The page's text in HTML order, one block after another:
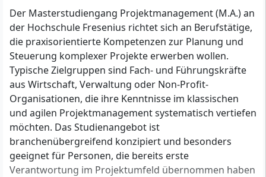
Der Masterstudiengang Projektmanagement (M.A.) an
der Hochschule Fresenius richtet sich an Berufstätige,
die praxisorientierte Kompetenzen zur Planung und
Steuerung komplexer Projekte erwerben wollen.
Typische Zielgruppen sind Fach- und Führungskräfte
aus Wirtschaft, Verwaltung oder Non-Profit-
Organisationen, die ihre Kenntnisse im klassischen
und agilen Projektmanagement systematisch vertiefen
möchten. Das Studienangebot ist
branchenübergreifend konzipiert und besonders
geeignet für Personen, die bereits erste
Verantwortung im Projektumfeld übernommen haben